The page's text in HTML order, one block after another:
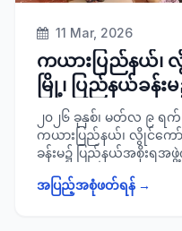
11 Mar, 2026
ကယားပြည်နယ်၊
မြို့၊ ပြည်နယ်ခန်း
ကျောင်းသား/ ကျ
နွေရာသီသင်တန်းမ
အခမ်းအနားသို့
၂၀၂၆ ခုနှစ်၊ မတ်လ ၉ ရ
ကယားပြည်နယ်၊ လွိုင်ကေ
ခန်းမ၌ ပြည်နယ်အစိုးရအဖွဲ့
သင်တန်းများဖြစ်သည့် ယဉ်ကျ
အပြည့်အစုံဖတ်ရန် →